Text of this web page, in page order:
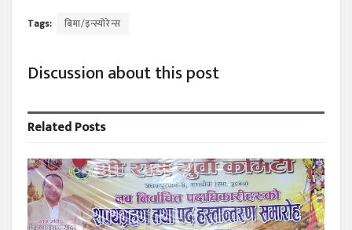
Tags: बिमा/इन्स्योरेन्स
Discussion about this post
RelatedPosts